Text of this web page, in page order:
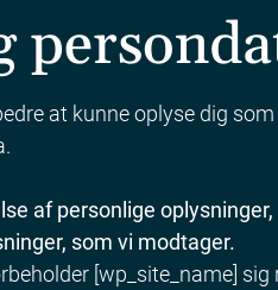
at kunne oplyse dig
af personlige
som vi modtager.
[wp_site_name]